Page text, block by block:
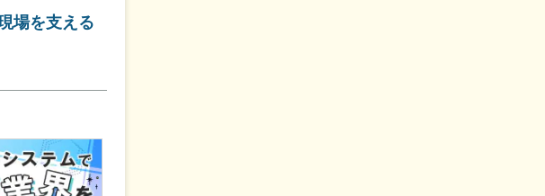
場を支える